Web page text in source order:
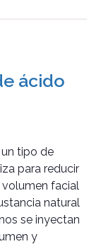
ácido
tipo de
para reducir
volumen facial
natural
se inyectan
y